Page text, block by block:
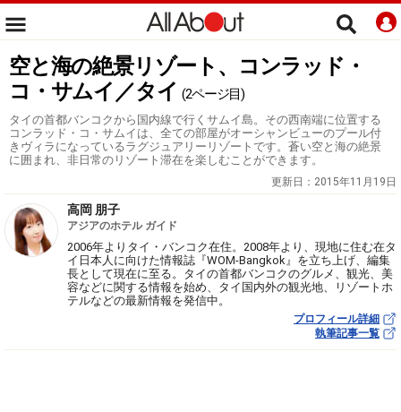
空と海の絶景リゾート、コンラッド・
コ・サムイ／タイ (2ページ目)
タイの首都バンコクから国内線で行くサムイ島。その西南端に位置する
コンラッド・コ・サムイは、全ての部屋がオーシャンビューのプール付
きヴィラになっているラグジュアリーリゾートです。蒼い空と海の絶景
に囲まれ、非日常のリゾート滞在を楽しむことができます。
更新日： 2015年11月19日
高岡 朋子
アジアのホテル ガイド
2006年よりタイ・バンコク在住。2008年より、現地に住む在タ
イ日本人に向けた情報誌『WOM-Bangkok』を立ち上げ、編集
長として現在に至る。タイの首都バンコクのグルメ、観光、美
容などに関する情報を始め、タイ国内外の観光地、リゾートホ
テルなどの最新情報を発信中。
プロフィール詳細
執筆記事一覧